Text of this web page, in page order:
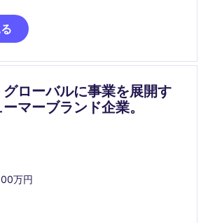
を拠点に、プロフェッショナルな
く絶好の機会です。
ローバルに事業を展開す
マーブランド企業。
万円